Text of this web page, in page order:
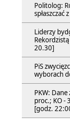
Politolog:
spłaszczać
Liderzy
20.30]
PiS
wyborach
PKW:
proc.; KO -
[godz.